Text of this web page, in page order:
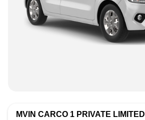
MVIN CARCO 1 PRIVATE LIMITED